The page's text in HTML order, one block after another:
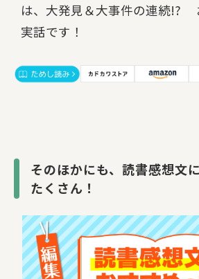
は、大発見＆大事件の連続!?
実話です！
そのほかにも、読書感想文
たくさん！